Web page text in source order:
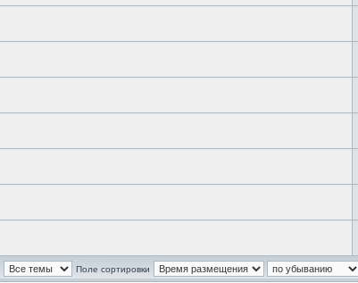
Поле сортировки